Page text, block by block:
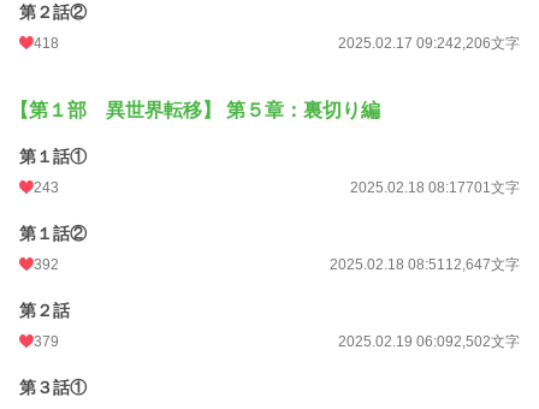
第２話②
418 2025.02.17 09:242,206文字
【第１部 異世界転移】 第５章：裏切り編
第１話①
243 2025.02.18 08:17701文字
第１話②
392 2025.02.18 08:5112,647文字
第２話
379 2025.02.19 06:092,502文字
第３話①